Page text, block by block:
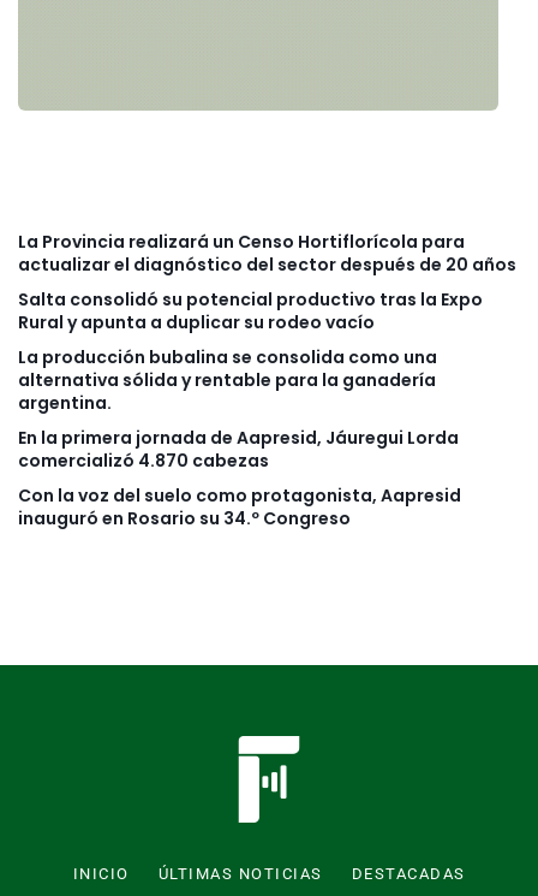
La Provincia realizará un Censo Hortiflorícola para
actualizar el diagnóstico del sector después de 20 años
Salta consolidó su potencial productivo tras la Expo
Rural y apunta a duplicar su rodeo vacío
La producción bubalina se consolida como una
alternativa sólida y rentable para la ganadería
argentina.
En la primera jornada de Aapresid, Jáuregui Lorda
comercializó 4.870 cabezas
Con la voz del suelo como protagonista, Aapresid
inauguró en Rosario su 34.º Congreso
INICIO ÚLTIMAS NOTICIAS DESTACADAS